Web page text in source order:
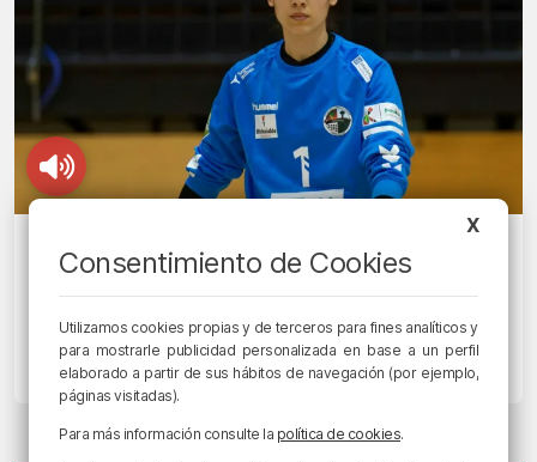
Meriem Ezbida: «Estamos encantadas
con que haya figuras femeninas al
mando»
2/10/2023 • 13:21 • RADIO POPULAR - HERRI IRRATIA
X
Consentimiento de Cookies
Utilizamos cookies propias y de terceros para fines analíticos y
para mostrarle publicidad personalizada en base a un perfil
elaborado a partir de sus hábitos de navegación (por ejemplo,
páginas visitadas).
Para más información consulte la política de cookies.